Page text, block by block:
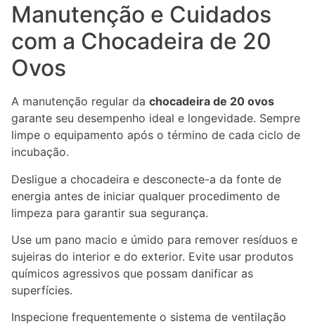
Manutenção e Cuidados
com a Chocadeira de 20
Ovos
A manutenção regular da chocadeira de 20 ovos
garante seu desempenho ideal e longevidade. Sempre
limpe o equipamento após o término de cada ciclo de
incubação.
Desligue a chocadeira e desconecte-a da fonte de
energia antes de iniciar qualquer procedimento de
limpeza para garantir sua segurança.
Use um pano macio e úmido para remover resíduos e
sujeiras do interior e do exterior. Evite usar produtos
químicos agressivos que possam danificar as
superfícies.
Inspecione frequentemente o sistema de ventilação